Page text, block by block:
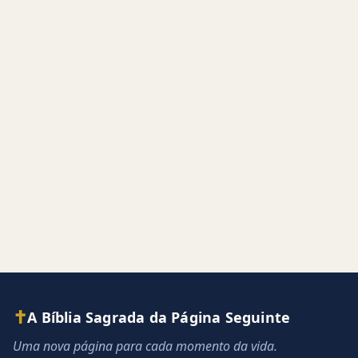
✝A Bíblia Sagrada da Página Seguinte
Uma nova página para cada momento da vida.